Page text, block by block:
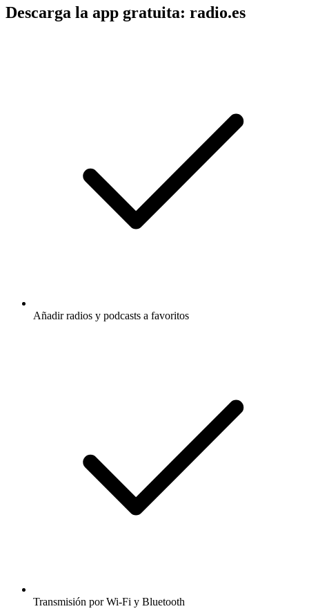
Descarga la app gratuita: radio.es
Añadir radios y podcasts a favoritos
Transmisión por Wi-Fi y Bluetooth